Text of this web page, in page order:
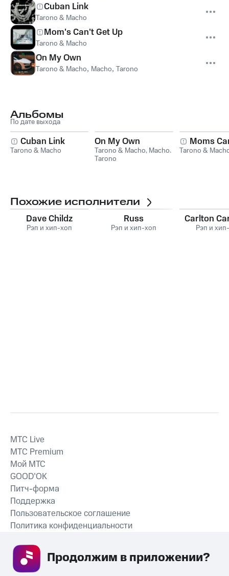
Cuban Link
Tarono & Macho
Mom's Can't Get Up
Tarono & Macho
On My Own
Tarono & Macho, Macho, Tarono
Альбомы
По дате выхода
Cuban Link
Tarono & Macho
On My Own
Tarono & Macho, Macho,
Tarono
Moms
Tarono &
Похожие исполнители
Dave Childz
Рэп и хип-хоп
Russ
Рэп и хип-хоп
Carlton
Рэп и
СКАЧАТЬ ПРИЛОЖЕНИЕ
MTС Live
MTС Premium
Мой МТС
GOOD’OK
Питч-форма
Поддержка
Пользовательское соглашение
Политика конфиденциальности